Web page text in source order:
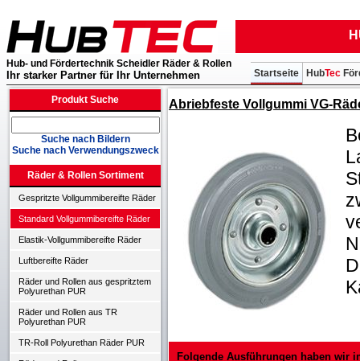
Hub- und Fördertechnik Scheidler Räder & Rollen
Ihr starker Partner für Ihr Unternehmen HubTec
Startseite
Produkt Suche
Suche nach Bildern
Suche nach Verwendungszweck
Räder & Rollen Sortiment
Gespritzte Vollgummibereifte Räder
Standard Vollgummibereifte Räder
Elastik-Vollgummibereifte Räder
Luftbereifte Räder
Räder und Rollen aus gespritztem
Polyurethan PUR
Räder und Rollen aus TR
Polyurethan PUR
TR-Roll Polyurethan Räder PUR
Abriebfeste Vollgummi VG-
Folgende Ausführungen haben wir